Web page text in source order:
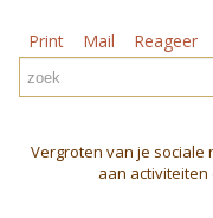
Print Mail Reageer
Vergroten van je sociale
aan